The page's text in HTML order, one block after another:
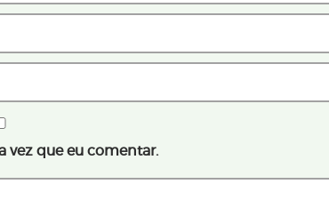
vez que eu comentar.